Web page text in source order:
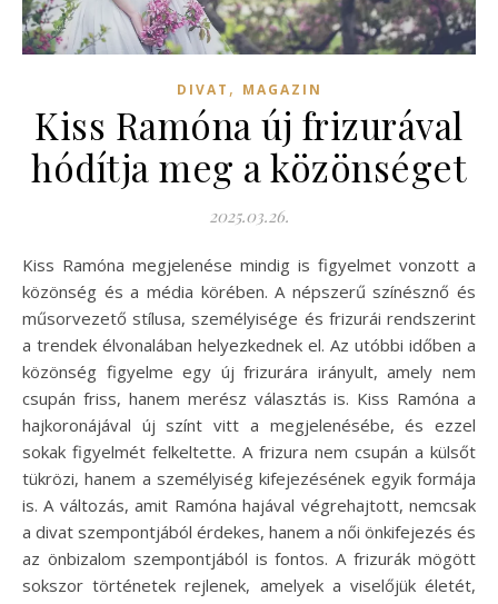
DIVAT , MAGAZIN
Kiss Ramóna új frizurával
hódítja meg a közönséget
2025.03.26.
Kiss Ramóna megjelenése mindig is figyelmet vonzott a
közönség és a média körében. A népszerű színésznő és
műsorvezető stílusa, személyisége és frizurái rendszerint
a trendek élvonalában helyezkednek el. Az utóbbi időben a
közönség figyelme egy új frizurára irányult, amely nem
csupán friss, hanem merész választás is. Kiss Ramóna a
hajkoronájával új színt vitt a megjelenésébe, és ezzel
sokak figyelmét felkeltette. A frizura nem csupán a külsőt
tükrözi, hanem a személyiség kifejezésének egyik formája
is. A változás, amit Ramóna hajával végrehajtott, nemcsak
a divat szempontjából érdekes, hanem a női önkifejezés és
az önbizalom szempontjából is fontos. A frizurák mögött
sokszor történetek rejlenek, amelyek a viselőjük életét,